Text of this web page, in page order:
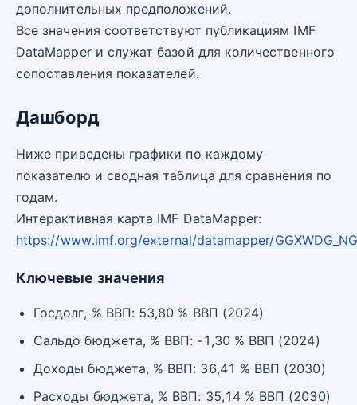
дополнительных предположений.
Все значения соответствуют публикациям IMF
DataMapper и служат базой для количественного
сопоставления показателей.
Дашборд
Ниже приведены графики по каждому
показателю и сводная таблица для сравнения по
годам.
Интерактивная карта IMF DataMapper:
https://www.imf.org/external/datamapper/
Ключевые значения
Госдолг, % ВВП: 53,80 % ВВП (2024)
Сальдо бюджета, % ВВП: -1,30 % ВВП (2024)
Доходы бюджета, % ВВП: 36,41 % ВВП (2030)
Расходы бюджета, % ВВП: 35,14 % ВВП (2030)